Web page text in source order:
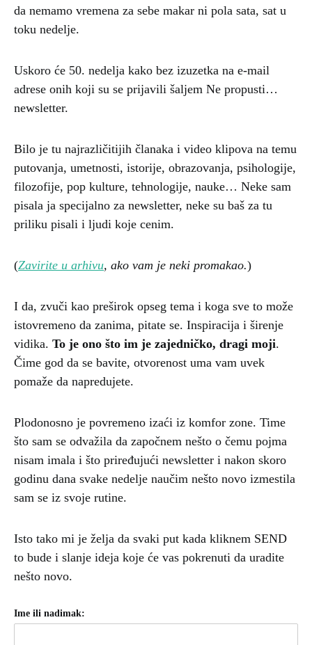
da nemamo vremena za sebe makar ni pola sata, sat u
toku nedelje.
Uskoro će 50. nedelja kako bez izuzetka na e-mail
adrese onih koji su se prijavili šaljem Ne propusti…
newsletter.
Bilo je tu najrazličitijih članaka i video klipova na temu
putovanja, umetnosti, istorije, obrazovanja, psihologije,
filozofije, pop kulture, tehnologije, nauke… Neke sam
pisala ja specijalno za newsletter, neke su baš za tu
priliku pisali i ljudi koje cenim.
(Zavirite u arhivu, ako vam je neki promakao.)
I da, zvuči kao preširok opseg tema i koga sve to može
istovremeno da zanima, pitate se. Inspiracija i širenje
vidika. To je ono što im je zajedničko, dragi moji.
Čime god da se bavite, otvorenost uma vam uvek
pomaže da napredujete.
Plodonosno je povremeno izaći iz komfor zone. Time
što sam se odvažila da započnem nešto o čemu pojma
nisam imala i što priređujući newsletter i nakon skoro
godinu dana svake nedelje naučim nešto novo izmestila
sam se iz svoje rutine.
Isto tako mi je želja da svaki put kada kliknem SEND
to bude i slanje ideja koje će vas pokrenuti da uradite
nešto novo.
Ime ili nadimak: